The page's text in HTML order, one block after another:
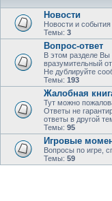
Новости
Новости и
Темы: 3
Вопрос-ответ
В этом разделе Вы
вразумительный
Не дублируйте
Темы: 193
Жалобная
Тут можно
Ответы не
ответы в другой
Темы: 95
Игровые
Вопросы по игре,
Темы: 59